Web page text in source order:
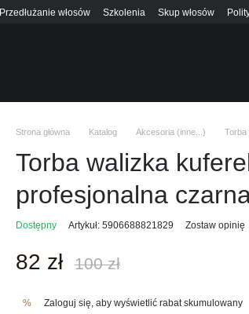
Przedłużanie włosów Szkolenia Skup włosów
Strona główna Katalog Akcesoria (inne...) Torba
Torba walizka
profesjonalna
Dostępny Artykuł: 5906688821829 Zostaw opinię
82 zł 100 zł
% Zaloguj się , aby wyświetlić rabat skumulowany